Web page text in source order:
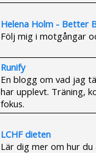
Helena Holm - Better
Följ mig i motgångar
Runify
En blogg om vad jag
har upplevt. Träning,
fokus.
LCHF dieten
Lär dig mer om hur